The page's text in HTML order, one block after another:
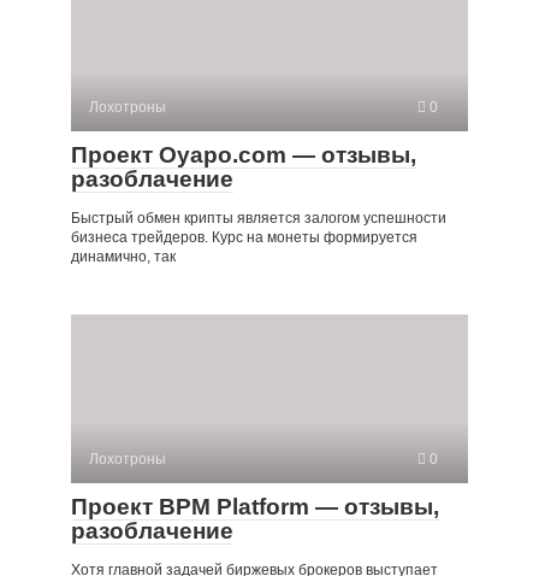
Лохотроны 0
Проект Oyapo.com — отзывы,
разоблачение
Быстрый обмен крипты является залогом успешности
бизнеса трейдеров. Курс на монеты формируется
динамично, так
Лохотроны 0
Проект BPM Platform — отзывы,
разоблачение
Хотя главной задачей биржевых брокеров выступает